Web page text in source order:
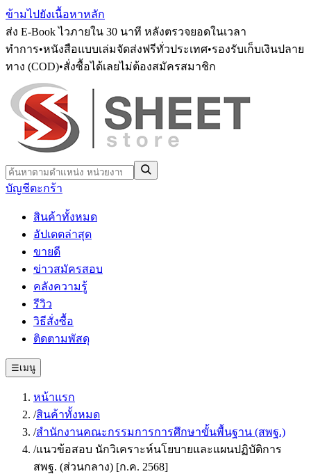
ข้ามไปยังเนื้อหาหลัก
ส่ง E-Book ไวภายใน 30 นาที หลังตรวจยอดในเวลา
ทำการ•หนังสือแบบเล่มจัดส่งฟรีทั่วประเทศ•รองรับเก็บเงินปลาย
ทาง (COD)•สั่งซื้อได้เลยไม่ต้องสมัครสมาชิก
บัญชีตะกร้า
สินค้าทั้งหมด
อัปเดตล่าสุด
ขายดี
ข่าวสมัครสอบ
คลังความรู้
รีวิว
วิธีสั่งซื้อ
ติดตามพัสดุ
☰เมนู
หน้าแรก
/สินค้าทั้งหมด
/สำนักงานคณะกรรมการการศึกษาขั้นพื้นฐาน (สพฐ.)
/แนวข้อสอบ นักวิเคราะห์นโยบายและแผนปฏิบัติการ
สพฐ. (ส่วนกลาง) [ก.ค. 2568]